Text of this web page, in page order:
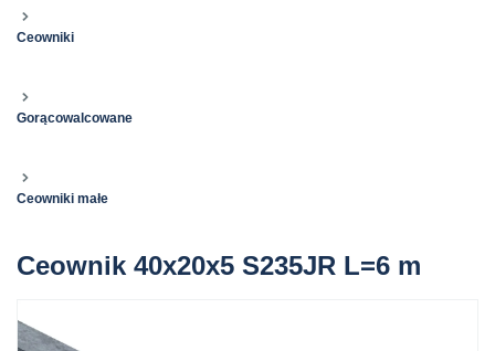
Ceowniki
Gorącowalcowane
Ceowniki małe
Ceownik 40x20x5 S235JR L=6 m